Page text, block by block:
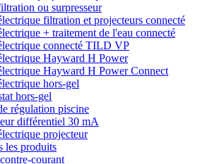
ou surpresseur
filtration et projecteurs connecté
+ traitement de l'eau connecté
connecté TILD VP
Hayward H Power
Hayward H Power Connect
hors-gel
hors-gel
régulation piscine
différentiel 30 mA
projecteur
les produits
courant